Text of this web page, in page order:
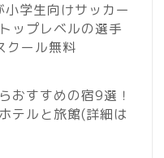
小学生向けサッカー
ップレベルの選手
クール無料
おすすめの宿9選！
テルと旅館(詳細は